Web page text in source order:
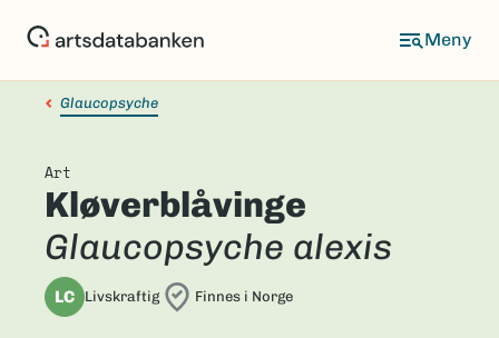
Glaucopsyche
Art
Kløverblåvinge
Glaucopsyche alexis
LC Livskraftig Finnes i Norge